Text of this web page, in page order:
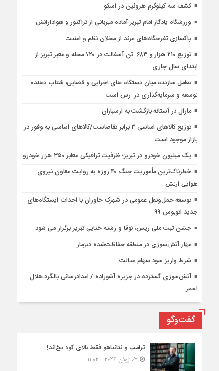
کشف سه کیلوگرم هروئین در اسکو
ورزشگاه یادگار امام تبریز آماده میزبانی از تراکتور و هوادارانش
پاکسازی تفرجگاه‌های مرند از مخلان نظم و امنیت
توزیع ۲۱۰ هزار و ۶۸۳ تن آسفالت در ۷۲۰ محله و معبر تبریز از
ابتدای سال جاری
تعامل سازنده میان دستگاه‌ های اجرایی و قضایی، شتاب‌ دهنده
توسعه و سرمایه‌گذاری در ارس است
مارال در آستانه بازگشت به ارسباران
توزیع کالاهای اساسی ۳ برابر تقاضاست/کالاهای اساسی به وفور در
بازار موجود است
یک میلیون خودرو در تبریز؛ ظرفیت ترافیکی معابر ۳۵۰ هزار خودرو
خطرناک‌ترین مأموریت جنگ ۴۰ روزه به روایت معاون نیروی
هوایی ارتش
توسعه حمل‌ونقل عمومی در شهرک خاوران با احداث ایستگاه‌های
جدید اتوبوس ۹۹
جشن ثبت ملی ریس، نوقا و رشته ختایی تبریز برگزار می شود
مهار آتش‌سوزی در منطقه حفاظت‌شده دیزمار
شرط واریز سود سهام عدالت
آتش‌سوزی گسترده در جزیره آشوراده / امدادرسانی بالگرد هلال
احمر
گفت‌وگو
ترامپ و نتانیاهو فقط بالای کوه یخ‌اند!